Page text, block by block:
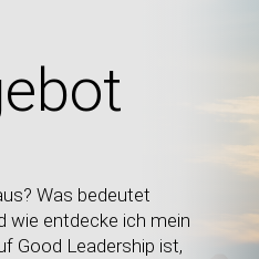
Was bedeutet
wie entdecke ich mein
Good Leadership ist,